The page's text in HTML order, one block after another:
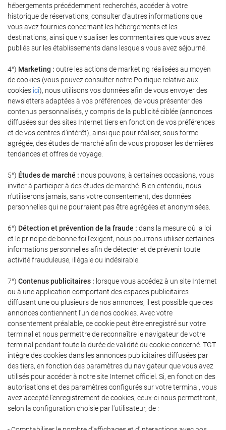
hébergements précédemment recherchés, accéder à votre
historique de réservations, consulter d'autres informations que
vous avez fournies concernant les hébergements et les
destinations, ainsi que visualiser les commentaires que vous avez
publiés sur les établissements dans lesquels vous avez séjourné.
4°) Marketing : outre les actions de marketing réalisées au moyen
de cookies (vous pouvez consulter notre Politique relative aux
cookies ici), nous utilisons vos données afin de vous envoyer des
newsletters adaptées à vos préférences, de vous présenter des
contenus personnalisés, y compris de la publicité ciblée (annonces
diffusées sur des sites Internet tiers en fonction de vos préférences
et de vos centres d'intérêt), ainsi que pour réaliser, sous forme
agrégée, des études de marché afin de vous proposer les dernières
tendances et offres de voyage.
5°) Études de marché : nous pouvons, à certaines occasions, vous
inviter à participer à des études de marché. Bien entendu, nous
n'utiliserons jamais, sans votre consentement, des données
personnelles qui ne pourraient pas être agrégées et anonymisées.
6°) Détection et prévention de la fraude : dans la mesure où la loi
et le principe de bonne foi l'exigent, nous pourrons utiliser certaines
informations personnelles afin de détecter et de prévenir toute
activité frauduleuse, illégale ou indésirable.
7°) Contenus publicitaires : lorsque vous accédez à un site Internet
ou à une application comportant des espaces publicitaires
diffusant une ou plusieurs de nos annonces, il est possible que ces
annonces contiennent l'un de nos cookies. Avec votre
consentement préalable, ce cookie peut être enregistré sur votre
terminal et nous permettre de reconnaître le navigateur de votre
terminal pendant toute la durée de validité du cookie concerné. TGT
intègre des cookies dans les annonces publicitaires diffusées par
des tiers, en fonction des paramètres du navigateur que vous avez
utilisés pour accéder à notre site Internet officiel. Si, en fonction des
autorisations et des paramètres configurés sur votre terminal, vous
avez accepté l'enregistrement de cookies, ceux-ci nous permettront,
selon la configuration choisie par l'utilisateur, de :